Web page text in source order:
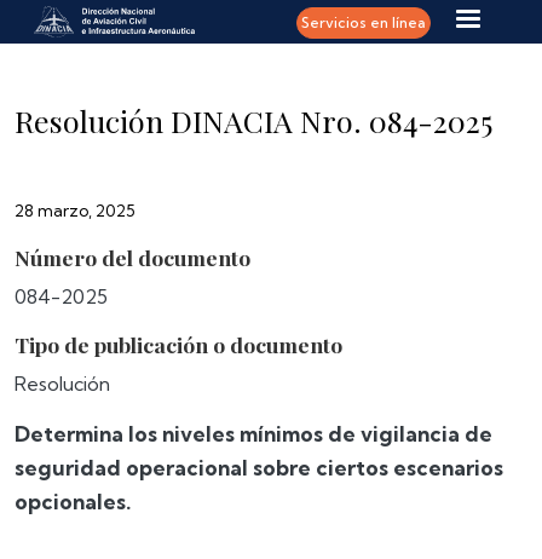
Pasar al contenido principal Servicios en línea
Resolución DINACIA Nro. 084-2025
28 marzo, 2025
Número del documento
084-2025
Tipo de publicación o documento
Resolución
Determina los niveles mínimos de vigilancia de
seguridad operacional sobre ciertos escenarios
opcionales.